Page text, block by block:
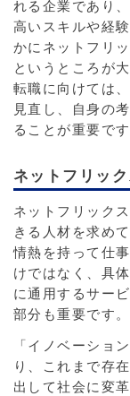
れる企業であり
高いスキルや経
かにネットフリ
というところが
転職に向けては
見直し、自身の
ることが重要です
ネットフリッ
ネットフリック
きる人材を求めて
情熱を持って仕
けではなく、具
に通用するサー
部分も重要です。
「イノベーショ
り、これまで存
出して社会に変